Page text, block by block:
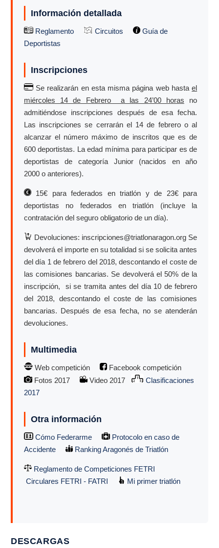
Información detallada
Reglamento Circuitos
Guía de
Deportistas
Inscripciones
Se realizarán en esta misma página web hastael
miércoles 14 de Febrero a las 24’00 horas no
admitiéndose inscripciones después de esa fecha.
Las inscripciones se cerrarán el 14 de febrero o al
alcanzar el número máximo de inscritos que es de
600 deportistas. La edad mínima para participar es de
deportistas de categoría Junior (nacidos en año
2000 o anteriores).
15€ para federados en triatlón y de 23€ para
deportistas no federados en triatlón (incluye la
contratación del seguro obligatorio de un día).
Devoluciones: inscripciones@triatlonaragon.org Se
devolverá el importe en su totalidad si se solicita antes
del día 1 de febrero del 2018, descontando el coste de
las comisiones bancarias. Se devolverá el 50% de la
inscripción, si se tramita antes del día 10 de febrero
del 2018, descontando el coste de las comisiones
bancarias. Después de esa fecha, no se atenderán
devoluciones.
Multimedia
Web competición
Facebook competición
Fotos 2017
Video 2017
Clasificaciones
2017
Otra información
Cómo Federarme
Protocolo en caso de
Accidente
Ranking Aragonés de Triatlón
Reglamento de Competiciones FETRI
Circulares FETRI - FATRI
Mi primer triatlón
DESCARGAS